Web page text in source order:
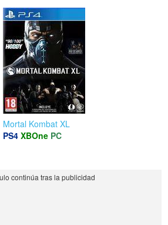
Mortal Kombat XL
PS4 XBOne PC